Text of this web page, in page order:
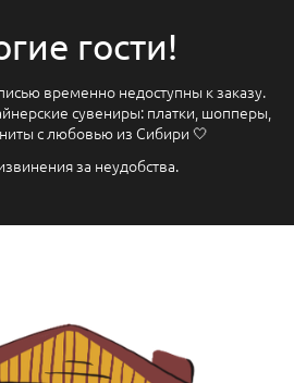
гости!
временно недоступны к заказу.
сувениры: платки, шопперы,
с любовью из Сибири 🤍
за неудобства.